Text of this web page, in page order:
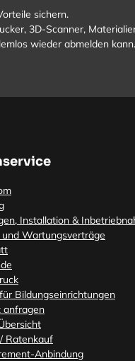
sichern.
3D-Scanner,
wieder abmelden kann.
Installation &
Wartungsverträge
Bildungseinrichtungen
anfragen
Ratenkauf
Anbindung